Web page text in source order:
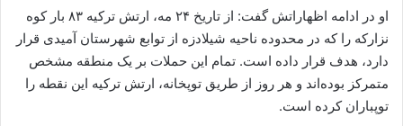
او در ادامه اظهاراتش گفت: از تاریخ ۲۴ مه، ارتش ترکیه ۸۳ بار کوه
نزارکه را که در محدوده ناحیه شیلادزه از توابع شهرستان آمیدی قرار
دارد، هدف قرار داده است. تمام این حملات بر یک منطقه مشخص
متمرکز بوده‌اند و هر روز از طریق توپخانه، ارتش ترکیه این نقطه را
توپباران کرده است.